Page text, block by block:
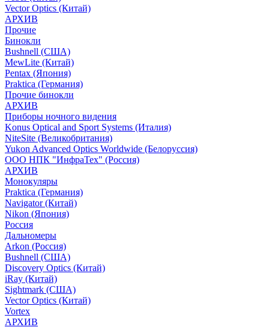
Vector Optics (Китай)
АРХИВ
Прочие
Бинокли
Bushnell (США)
MewLite (Китай)
Pentax (Япония)
Praktica (Германия)
Прочие бинокли
АРХИВ
Приборы ночного видения
Konus Optical and Sport Systems (Италия)
NiteSite (Великобритания)
Yukon Advanced Optics Worldwide (Белоруссия)
ООО НПК "ИнфраТех" (Россия)
АРХИВ
Монокуляры
Praktica (Германия)
Navigator (Китай)
Nikon (Япония)
Россия
Дальномеры
Arkon (Россия)
Bushnell (США)
Discovery Optics (Китай)
iRay (Китай)
Sightmark (США)
Vector Optics (Китай)
Vortex
АРХИВ